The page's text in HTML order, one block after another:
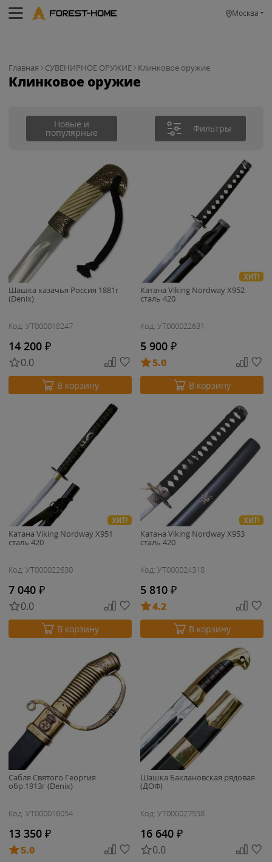
Москва
Главная СУВЕНИРНОЕ ОРУЖИЕ Клинковое оружие
Клинковое оружие
Новые и
популярные Фильтры
Шашка казачья Россия 1881г
(Denix)
Код: УТ000018247
14 200 ₽
0.0
В корзину
ХИТ!
Катана Viking Nordway X952
сталь 420
Код: УТ000022631
5 900 ₽
5.0
В корзину
ХИТ!
Катана Viking Nordway X951
сталь 420
Код: УТ000022630
7 040 ₽
0.0
В корзину
ХИТ!
Катана Viking Nordway X953
сталь 420
Код: УТ000024318
5 810 ₽
4.2
В корзину
Сабля Святого Георгия
обр.1913г (Denix)
Код: УТ000016054
13 350 ₽
5.0
Шашка Баклановская рядовая
(ДОФ)
Код: УТ000027558
16 640 ₽
0.0